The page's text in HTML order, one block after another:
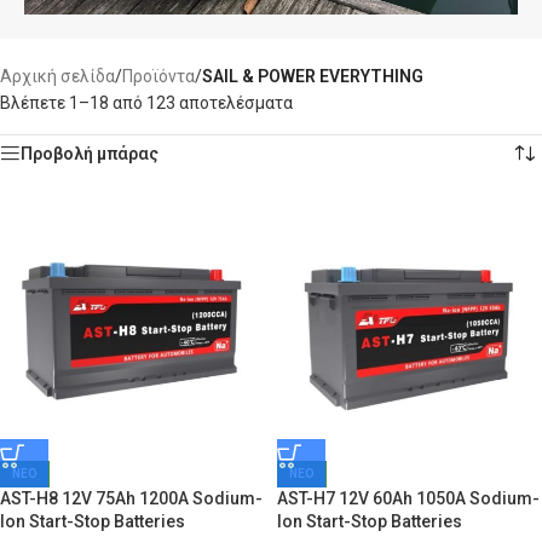
Αρχική σελίδα/Προϊόντα/SAIL & POWER EVERYTHING
Βλέπετε 1–18 από 123 αποτελέσματα
Προβολή μπάρας
ΝΕΟ
AST-H8 12V 75Ah 1200A Sodium-
Ion Start-Stop Batteries
ΝΕΟ
AST-H7 12V 60Ah 1050A Sodium-
Ion Start-Stop Batteries